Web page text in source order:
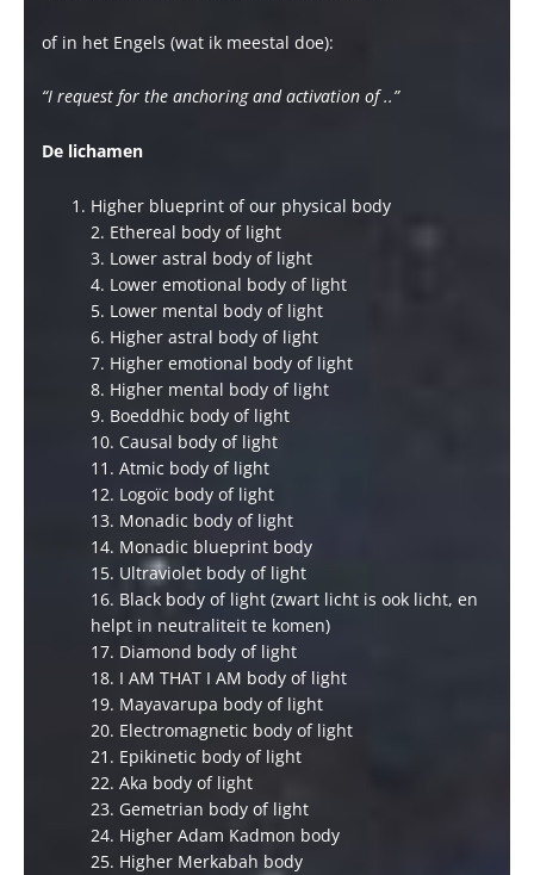
of in het Engels (wat ik meestal doe):
“I request for the anchoring and activation of ..”
De lichamen
Higher blueprint of our physical body
2. Ethereal body of light
3. Lower astral body of light
4. Lower emotional body of light
5. Lower mental body of light
6. Higher astral body of light
7. Higher emotional body of light
8. Higher mental body of light
9. Boeddhic body of light
10. Causal body of light
11. Atmic body of light
12. Logoïc body of light
13. Monadic body of light
14. Monadic blueprint body
15. Ultraviolet body of light
16. Black body of light (zwart licht is ook licht, en
helpt in neutraliteit te komen)
17. Diamond body of light
18. I AM THAT I AM body of light
19. Mayavarupa body of light
20. Electromagnetic body of light
21. Epikinetic body of light
22. Aka body of light
23. Gemetrian body of light
24. Higher Adam Kadmon body
25. Higher Merkabah body